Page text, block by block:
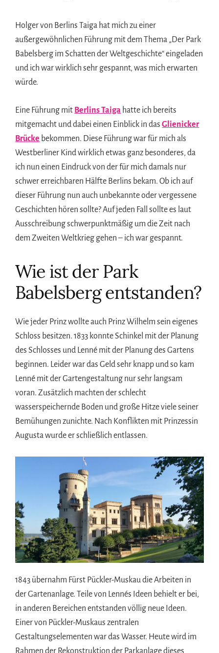
Holger von Berlins Taiga hat mich zu einer
außergewöhnlichen Führung mit dem Thema „Der Park
Babelsberg im Schatten der Weltgeschichte“ eingeladen
und ich war wirklich sehr gespannt, was mich erwarten
würde.
Eine Führung mit Berlins Taiga hatte ich bereits
mitgemacht und dabei einen Einblick in dasGlienicker
Brücke bekommen. Diese Führung war für mich als
Westberliner Kind wirklich etwas ganz besonderes, da
ich nun einen Eindruck von der für mich damals nur
schwer erreichbaren Hälfte Berlins bekam. Ob ich auf
dieser Führung nun auch unbekannte oder vergessene
Geschichten hören sollte? Auf jeden Fall sollte es laut
Ausschreibung schwerpunktmäßig um die Zeit nach
dem Zweiten Weltkrieg gehen – ich war gespannt.
Wie ist der Park
Babelsberg entstanden?
Wie jeder Prinz wollte auch Prinz Wilhelm sein eigenes
Schloss besitzen. 1833 konnte Schinkel mit der Planung
des Schlosses und Lenné mit der Planung des Gartens
beginnen. Leider war das Geld sehr knapp und so kam
Lenné mit der Gartengestaltung nur sehr langsam
voran. Zusätzlich machten der schlecht
wasserspeichernde Boden und große Hitze viele seiner
Bemühungen zunichte. Nach Konflikten mit Prinzessin
Augusta wurde er schließlich entlassen.
1843 übernahm Fürst Pückler-Muskau die Arbeiten in
der Gartenanlage. Teile von Lennés Ideen behielt er bei,
in anderen Bereichen entstanden völlig neue Ideen.
Einer von Pückler-Muskaus zentralen
Gestaltungselementen war das Wasser. Heute wird im
Rahmen der Rekonstruktion der Parkanlage dieses